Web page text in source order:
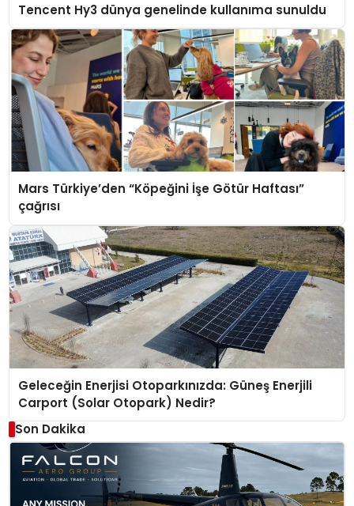
Tencent Hy3 dünya genelinde kullanıma sunuldu
Mars Türkiye’den “Köpeğini İşe Götür Haftası”
çağrısı
Geleceğin Enerjisi Otoparkınızda: Güneş Enerjili
Carport (Solar Otopark) Nedir?
Son Dakika